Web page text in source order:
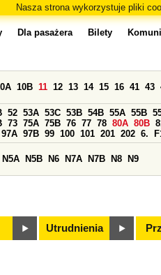
Nasza strona wykorzystuje pliki
Dla pasażera Bilety
10B 11 12 13 14 15 16 41 43
52 53A 53C 53B 54B 55A 55B
73 75A 75B 76 77 78 80A 80B
97A 97B 99 100 101 201 202 6.
N5A N5B N6 N7A N7B N8 N9
Utrudnienia